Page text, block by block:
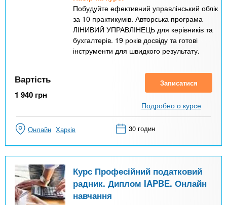
Побудуйте ефективний управлінський облік
за 10 практикумів. Авторська програма
ЛІНИВИЙ УПРАВЛІНЕЦЬ для керівників та
бухгалтерів. 19 років досвіду та готові
інструменти для швидкого результату.
Вартість
1 940 грн
Записатися
Подробно о курсе
Онлайн Харків 30 годин
Курс Професійний податковий
радник. Диплом IAPBE. Онлайн
навчання